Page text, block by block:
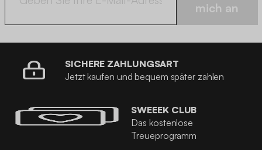
mich an
SICHERE ZAHLUNGSART
Jetzt kaufen und bequem später zahlen
SWEEEK CLUB
Das kostenlose
Treueprogramm